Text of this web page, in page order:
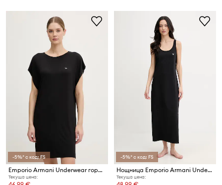
-5%* с код: FS
Emporio Armani Underwear горнище на пижама дамско от вискоза
Текуща цена:
-5%* с код: FS
Нощница Emporio Armani Underwear
Текуща цена: